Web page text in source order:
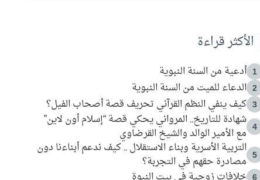
الأكثر قراءة
1 أدعية من السنة النبوية
2 الدعاء للميت من السنة النبوية
3 كيف ينفي النظم القرآني تحريف قصة أصحاب الفيل؟
4
شهادة للتاريخ.. المرواني يحكي قصة “إسلام أون لاين”
مع الأمير الوالد والشيخ القرضاوي
5
التربية الأسرية وبناء الاستقلال .. كيف ندعم أبناءنا دون
مصادرة حقهم في التجربة؟
6